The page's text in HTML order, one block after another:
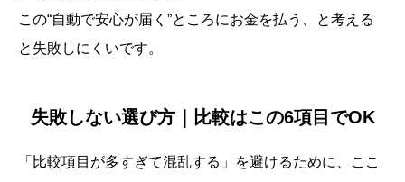
この“自動で安心が届く”ところにお金を払う、と考える
と失敗しにくいです。
失敗しない選び方｜比較はこの6項目でOK
「比較項目が多すぎて混乱する」を避けるために、ここ